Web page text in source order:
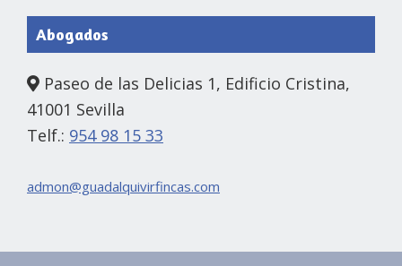
Abogados
Paseo de las Delicias 1, Edificio Cristina,
41001 Sevilla
Telf.: 954 98 15 33
admon@guadalquivirfincas.com